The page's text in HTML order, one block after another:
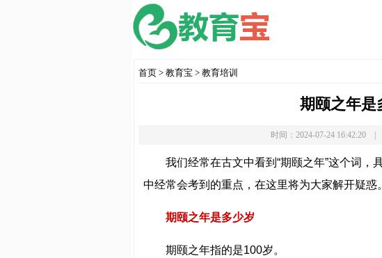
首页 > 教育宝 > 教育培训
期颐之年是
时间：2024-07-24 16:42:20
我们经常在古文中看到“期颐之年”这个词，
中经常会考到的重点，在这里将为大家解开疑惑。
期颐之年是多少岁
期颐之年指的是100岁。